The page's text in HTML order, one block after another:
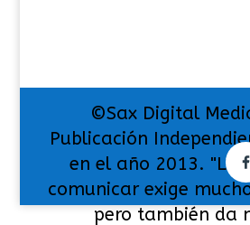
©Sax Digital
Publicación
en el año 2013. "La
comunicar exige
pero también da